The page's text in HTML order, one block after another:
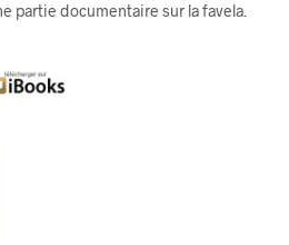
partie documentaire sur la favela.